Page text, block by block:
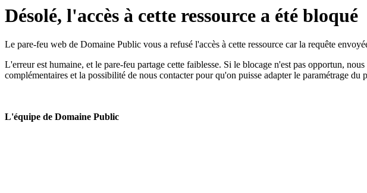
Désolé, l'accès à cette ressource a été bloqué
Le pare-feu web de Domaine Public vous a refusé l'accès à cette ressource car la requête
L'erreur est humaine, et le pare-feu partage cette faiblesse. Si le blocage n'est pas opportun,
complémentaires et la possibilité de nous contacter pour qu'on puisse adapter le paramétrage du
L'équipe de Domaine Public